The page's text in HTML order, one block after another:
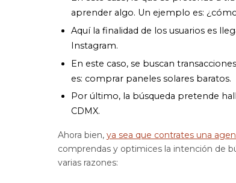
aprender algo. Un ejemplo es:
Aquí la finalidad de los usuarios es
Instagram.
En este caso, se buscan
es: comprar paneles solares baratos.
Por último, la búsqueda pretende
CDMX.
Ahora bien, ya sea que contrates una
comprendas y optimices la intención de
varias razones: